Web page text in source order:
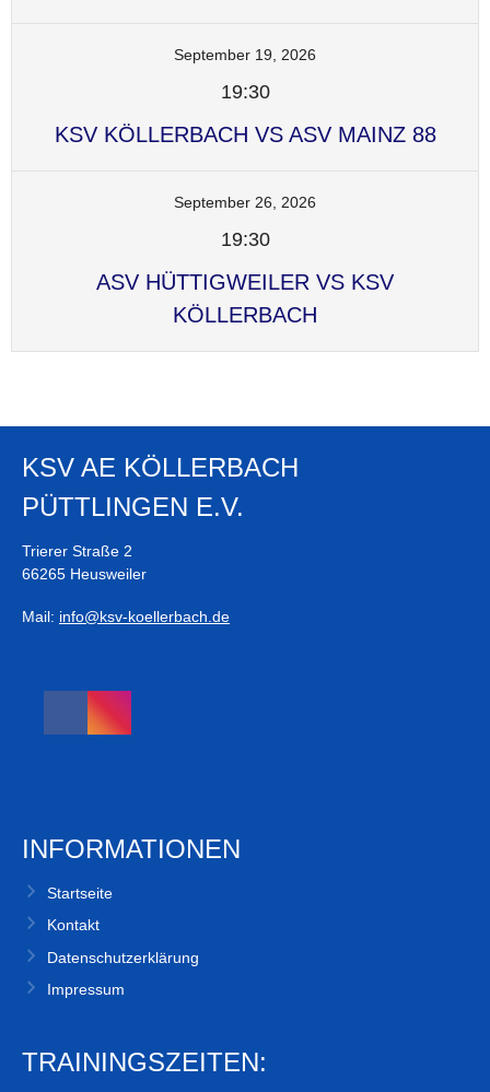
September 19, 2026
19:30
KSV KÖLLERBACH VS ASV MAINZ 88
September 26, 2026
19:30
ASV HÜTTIGWEILER VS KSV
KÖLLERBACH
KSV AE KÖLLERBACH
PÜTTLINGEN E.V.
Trierer Straße 2
66265 Heusweiler
Mail: info@ksv-koellerbach.de
INFORMATIONEN
Startseite
Kontakt
Datenschutzerklärung
Impressum
TRAININGSZEITEN: